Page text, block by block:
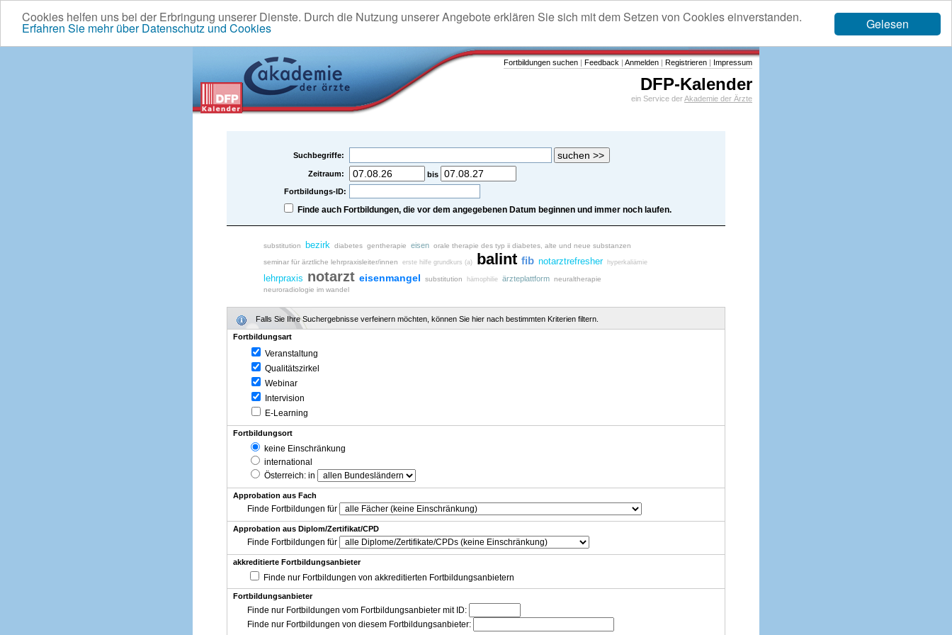
Gelesen
Cookies helfen uns bei der Erbringung unserer Dienste. Durch die Nutzung unserer Angebote erklären Sie sich mit dem Setzen von Cookies einverstanden.
Erfahren Sie mehr über Datenschutz und Cookies
Fortbildungen suchen | Feedback | Anmelden | Registrieren | Impressum
DFP-Kalender
ein Service derAkademie der Ärzte
Suchbegriffe:
Zeitraum:
bis
Fortbildungs-ID:
Finde auch Fortbildungen, die vor dem angegebenen Datum beginnen und immer noch laufen.
substitution bezirk diabetes gentherapie eisen orale therapie des typ ii diabetes, alte und neue substanzen
seminar für ärztliche lehrpraxisleiter/innen erste hilfe grundkurs (a) balint fib notarztrefresher hyperkaliämie
lehrpraxis notarzt eisenmangel substitution hämophilie ärzteplattform neuraltherapie
neuroradiologie im wandel
Falls Sie Ihre Suchergebnisse verfeinern möchten, können Sie hier nach bestimmten Kriterien filtern.
Fortbildungsart
Veranstaltung
Qualitätszirkel
Webinar
Intervision
E-Learning
Fortbildungsort
keine Einschränkung
international
Österreich: in
Approbation aus Fach
Finde Fortbildungen für
Approbation aus Diplom/Zertifikat/CPD
Finde Fortbildungen für
akkreditierte Fortbildungsanbieter
Finde nur Fortbildungen von akkreditierten Fortbildungsanbietern
Fortbildungsanbieter
Finde nur Fortbildungen vom Fortbildungsanbieter mit ID:
Finde nur Fortbildungen von diesem Fortbildungsanbieter: